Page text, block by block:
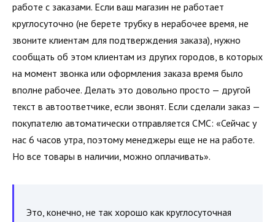
работе с заказами. Если ваш магазин не работает
круглосуточно (не берете трубку в нерабочее время, не
звоните клиентам для подтверждения заказа), нужно
сообщать об этом клиентам из других городов, в которых
на момент звонка или оформления заказа время было
вполне рабочее. Делать это довольно просто — другой
текст в автоответчике, если звонят. Если сделали заказ —
покупателю автоматически отправляется СМС: «Сейчас у
нас 6 часов утра, поэтому менеджеры еще не на работе.
Но все товары в наличии, можно оплачивать».
Это, конечно, не так хорошо как круглосуточная